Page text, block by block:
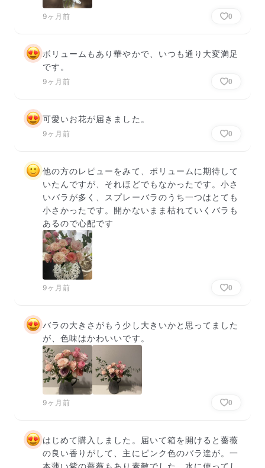
9ヶ月前 0
ボリュームもあり華やかで、いつも通り大変満足
です。
9ヶ月前 0
可愛いお花が届きました。
9ヶ月前 0
他の方のレピューをみて、ボリュームに期待して
いたんですが、それほどでもなかったです。小さ
いバラが多く、スプレーバラのうち一つはとても
小さかったです。開かないまま枯れていくバラも
あるので心配です
9ヶ月前 0
バラの大きさがもう少し大きいかと思ってました
が、色味はかわいいです。
9ヶ月前 0
はじめて購入しました。届いて箱を開けると薔薇
の良い香りがして、主にピンク色のバラ達が。一
本薄い紫の薔薇もあり素敵でした。水に使ってし